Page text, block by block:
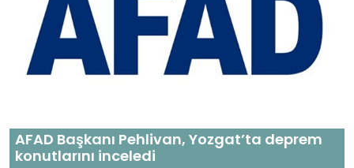
AFAD Başkanı Pehlivan, Yozgat’ta deprem
konutlarını inceledi